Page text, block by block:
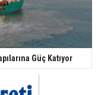
Güç Katıyor